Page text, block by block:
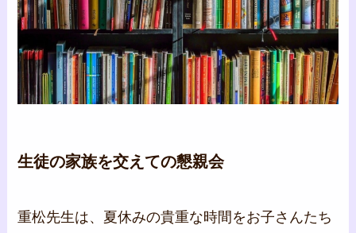
生徒の家族を交えての懇親会
重松先生は、夏休みの貴重な時間をお子さんたち